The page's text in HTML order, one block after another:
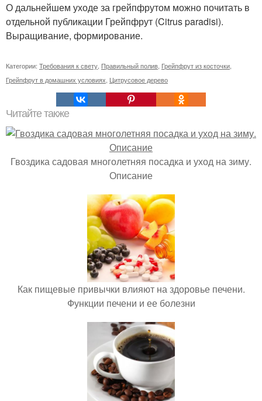
О дальнейшем уходе за грейпфрутом можно почитать в
отдельной публикации Грейпфрут (Citrus paradisi).
Выращивание, формирование.
Категории: Требования к свету Правильный полив Грейпфрут из косточки
Грейпфрут в домашних условиях Цитрусовое дерево
Читайте также
Гвоздика садовая многолетняя посадка и уход на зиму.
Описание
Как пищевые привычки влияют на здоровье печени.
Функции печени и ее болезни